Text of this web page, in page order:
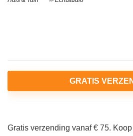
GRATIS
Gratis verzending vanaf € 75.